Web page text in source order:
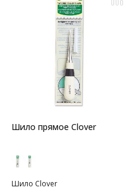
Шило прямое Clover
Шило Clover